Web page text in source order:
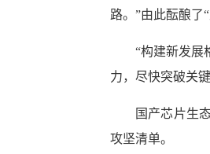
路。”由此酝酿了
“构建新发展
力，尽快突破关
国产芯片生
攻坚清单。